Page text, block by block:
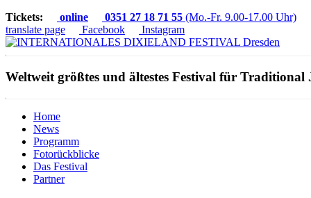
Tickets:
online 0351 27 18 71 55 (Mo.-Fr. 9.00-17.00 Uhr)
translate page
Facebook Instagram
Weltweit größtes und ältestes Festival für Traditional
Home
News
Programm
Fotorückblicke
Das Festival
Partner